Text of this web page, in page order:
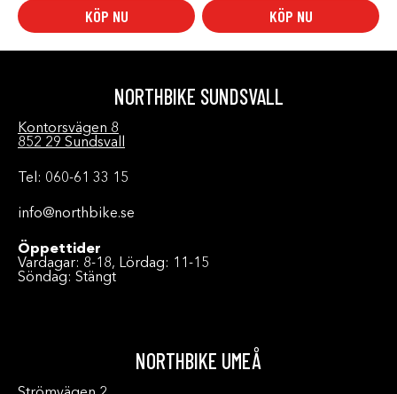
KÖP NU KÖP NU
NORTHBIKE SUNDSVALL
Kontorsvägen 8
852 29 Sundsvall
Tel: 060-61 33 15
info@northbike.se
Öppettider
Vardagar: 8-18, Lördag: 11-15
Söndag: Stängt
NORTHBIKE UMEÅ